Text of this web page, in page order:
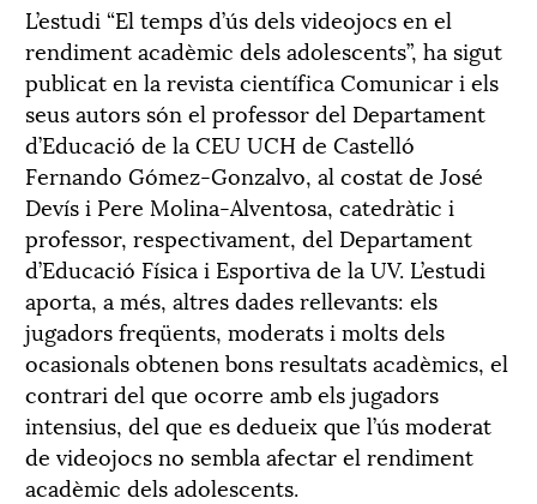
L’estudi “El temps d’ús dels videojocs en el
rendiment acadèmic dels adolescents”, ha sigut
publicat en la revista científica Comunicar i els
seus autors són el professor del Departament
d’Educació de la CEU UCH de Castelló
Fernando Gómez-Gonzalvo, al costat de José
Devís i Pere Molina-Alventosa, catedràtic i
professor, respectivament, del Departament
d’Educació Física i Esportiva de la UV. L’estudi
aporta, a més, altres dades rellevants: els
jugadors freqüents, moderats i molts dels
ocasionals obtenen bons resultats acadèmics, el
contrari del que ocorre amb els jugadors
intensius, del que es dedueix que l’ús moderat
de videojocs no sembla afectar el rendiment
acadèmic dels adolescents.